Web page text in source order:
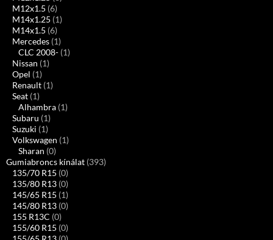
M12x1.5 (6)
M14x1.25 (1)
M14x1.5 (6)
Mercedes (1)
CLC 2008- (1)
Nissan (1)
Opel (1)
Renault (1)
Seat (1)
Alhambra (1)
Subaru (1)
Suzuki (1)
Volkswagen (1)
Sharan (0)
Gumiabroncs kínálat (393)
135/70 R15 (0)
135/80 R13 (0)
145/65 R15 (1)
145/80 R13 (0)
155 R13C (0)
155/60 R15 (0)